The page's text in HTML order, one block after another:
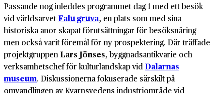
Passande nog inleddes programmet dag 1 med ett besök
vid världs­arvetFalu gruva, en plats som med sina
historiska anor skapat förutsättningar för besöksnäring
men också varit föremål för ny prospektering. Där träffade
projektgruppenLars Jönses, byggnadsantikvarie och
verksamhetschef för kulturlandskap vidDalarnas
museum. Diskussionerna fokuserade särskilt på
omvandlingen av Kvarns­vedens industri­område vid